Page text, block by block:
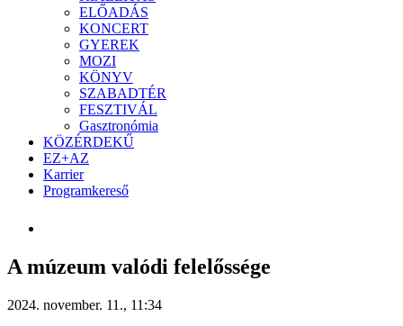
ELŐADÁS
KONCERT
GYEREK
MOZI
KÖNYV
SZABADTÉR
FESZTIVÁL
Gasztronómia
KÖZÉRDEKŰ
EZ+AZ
Karrier
Programkereső
A múzeum valódi felelőssége
2024. november. 11., 11:34